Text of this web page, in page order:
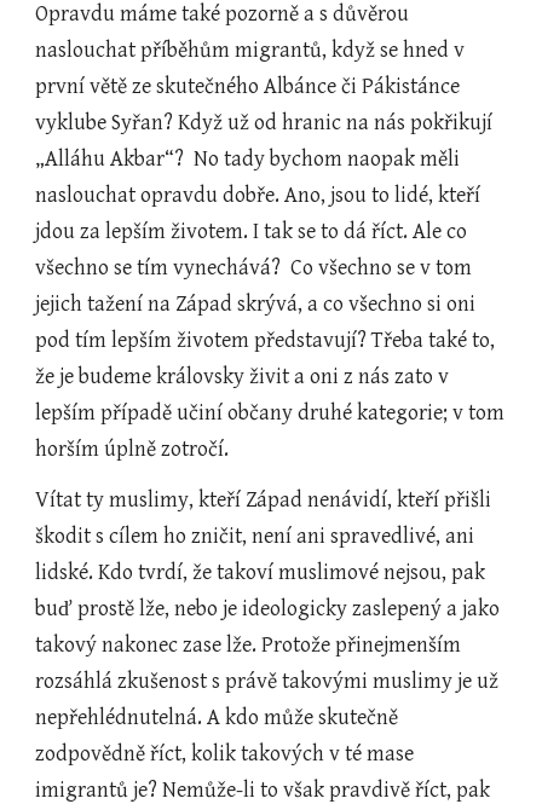
Opravdu máme také pozorně a s důvěrou
naslouchat příběhům migrantů, když se hned v
první větě ze skutečného Albánce či Pákistánce
vyklube Syřan? Když už od hranic na nás pokřikují
„Alláhu Akbar“?  No tady bychom naopak měli
naslouchat opravdu dobře. Ano, jsou to lidé, kteří
jdou za lepším životem. I tak se to dá říct. Ale co
všechno se tím vynechává?  Co všechno se v tom
jejich tažení na Západ skrývá, a co všechno si oni
pod tím lepším životem představují? Třeba také to,
že je budeme královsky živit a oni z nás zato v
lepším případě učiní občany druhé kategorie; v tom
horším úplně zotročí.
Vítat ty muslimy, kteří Západ nenávidí, kteří přišli
škodit s cílem ho zničit, není ani spravedlivé, ani
lidské. Kdo tvrdí, že takoví muslimové nejsou, pak
buď prostě lže, nebo je ideologicky zaslepený a jako
takový nakonec zase lže. Protože přinejmenším
rozsáhlá zkušenost s právě takovými muslimy je už
nepřehlédnutelná. A kdo může skutečně
zodpovědně říct, kolik takových v té mase
imigrantů je? Nemůže-li to však pravdivě říct, pak